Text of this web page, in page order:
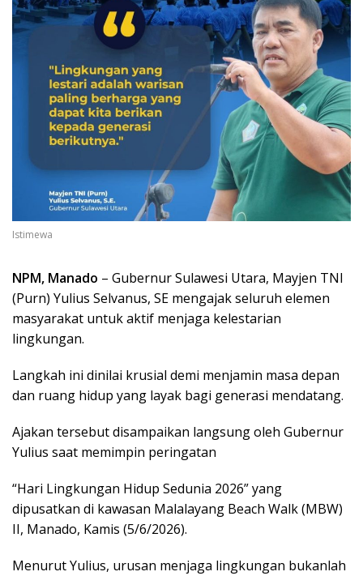
Istimewa
NPM, Manado – Gubernur Sulawesi Utara, Mayjen TNI
(Purn) Yulius Selvanus, SE mengajak seluruh elemen
masyarakat untuk aktif menjaga kelestarian
lingkungan.
Langkah ini dinilai krusial demi menjamin masa depan
dan ruang hidup yang layak bagi generasi mendatang.
Ajakan tersebut disampaikan langsung oleh Gubernur
Yulius saat memimpin peringatan
“Hari Lingkungan Hidup Sedunia 2026” yang
dipusatkan di kawasan Malalayang Beach Walk (MBW)
II, Manado, Kamis (5/6/2026).
Menurut Yulius, urusan menjaga lingkungan bukanlah